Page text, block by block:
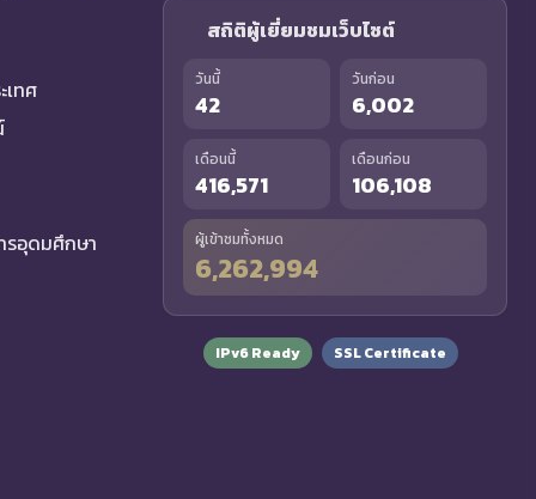
เทศ
รอุดมศึกษา
สถิติผู้เยี่ยมชมเว็บไซต์
วันนี้
42
วันก่อน
6,002
เดือนนี้
416,571
เดือนก่อน
106,108
ผู้เข้าชมทั้งหมด
6,262,994
IPv6 Ready SSL Certificate